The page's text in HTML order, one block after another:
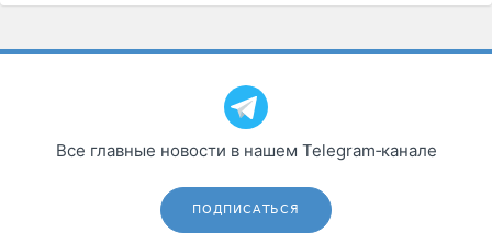
Все главные новости в нашем Telegram‑канале
ПОДПИСАТЬСЯ